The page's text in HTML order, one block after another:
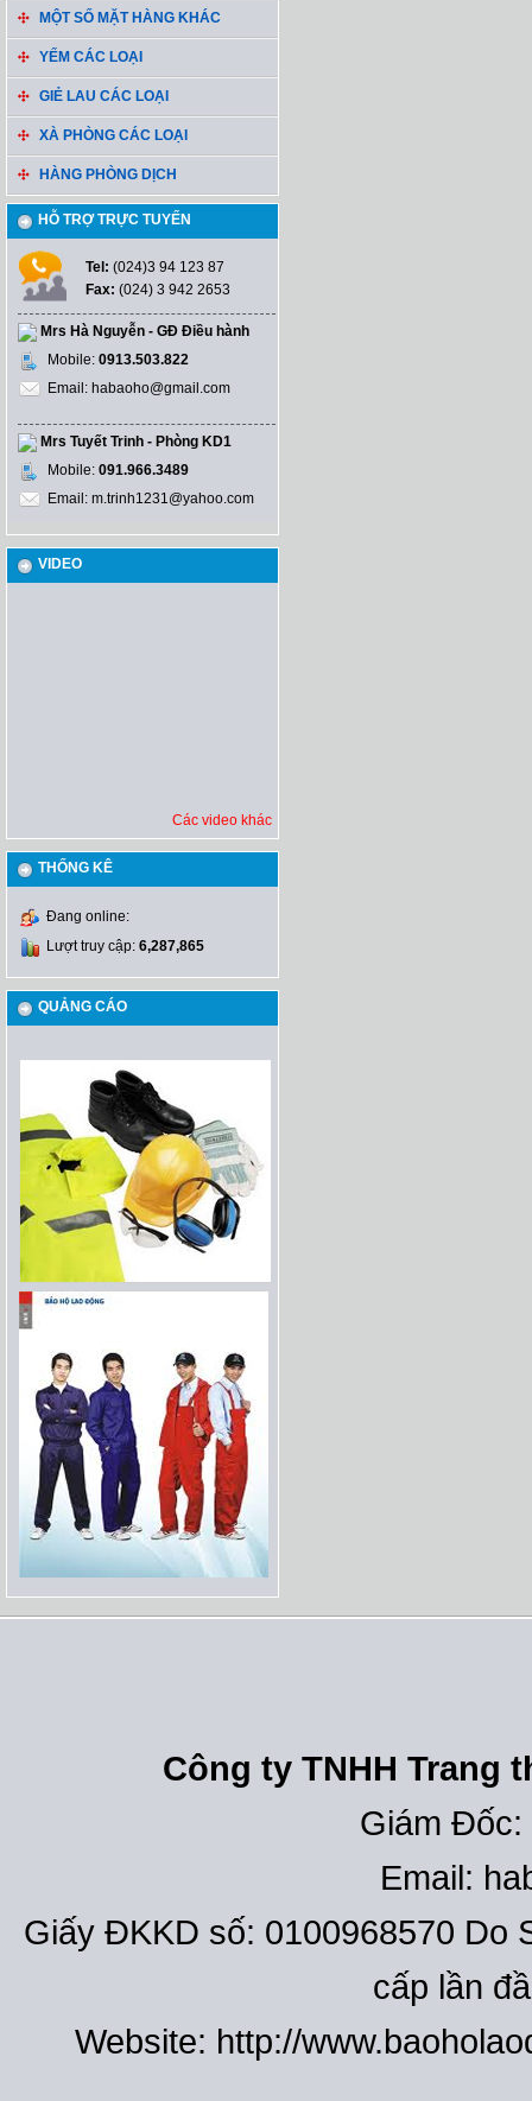
MỘT SỐ MẶT HÀNG KHÁC
YẾM CÁC LOẠI
GIẺ LAU CÁC LOẠI
XÀ PHÒNG CÁC LOẠI
HÀNG PHÒNG DỊCH
HỖ TRỢ TRỰC TUYẾN
Tel: (024)3 94 123 87
Fax: (024) 3 942 2653
Mrs Hà Nguyễn - GĐ Điều hành
Mobile: 0913.503.822
Email: habaoho@gmail.com
Mrs Tuyết Trinh - Phòng KD1
Mobile: 091.966.3489
Email: m.trinh1231@yahoo.com
VIDEO
Các video khác
THỐNG KÊ
Đang online:
Lượt truy cập: 6,287,865
QUẢNG CÁO
Công ty TNHH Trang
Giám Đốc:
Email:
Giấy ĐKKD số: 0100968570 Do
cấp lần
Website: http://